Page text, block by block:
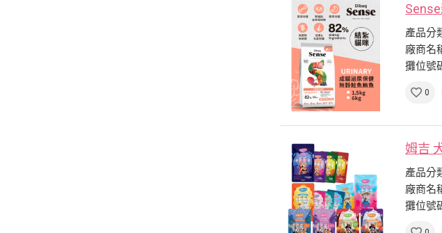
產品分
廠商名
攤位號
0
姆吉
產品分
廠商名
攤位號